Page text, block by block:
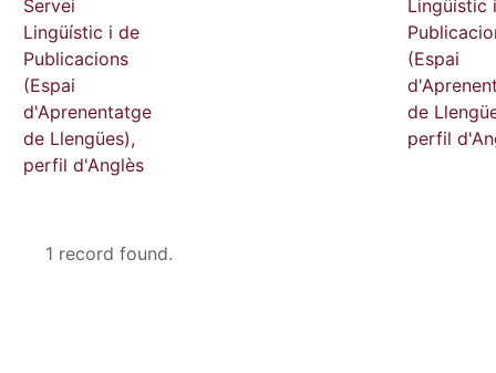
Servei
Lingüístic i de
Publicacions
(Espai
d'Aprenentatge
de Llengües),
perfil d'Anglès
Lingüístic
(Espai
de
perfil
1 record found.